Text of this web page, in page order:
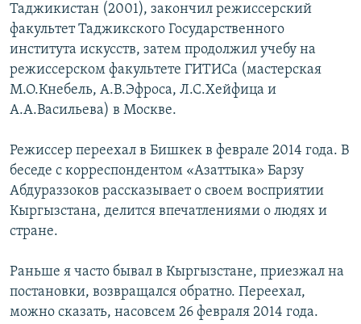
Таджикистан (2001), закончил режиссерский
факультет Таджикского Государственного
института искусств, затем продолжил учебу на
режиссерском факультете ГИТИСа (мастерская
М.О.Кнебель, А.В.Эфроса, Л.С.Хейфица и
А.А.Васильева) в Москве.
Режиссер переехал в Бишкек в феврале 2014 года. В
беседе с корреспондентом «Азаттыка» Барзу
Абдураззоков рассказывает о своем восприятии
Кыргызстана, делится впечатлениями о людях и
стране.
Раньше я часто бывал в Кыргызстане, приезжал на
постановки, возвращался обратно. Переехал,
можно сказать, насовсем 26 февраля 2014 года.